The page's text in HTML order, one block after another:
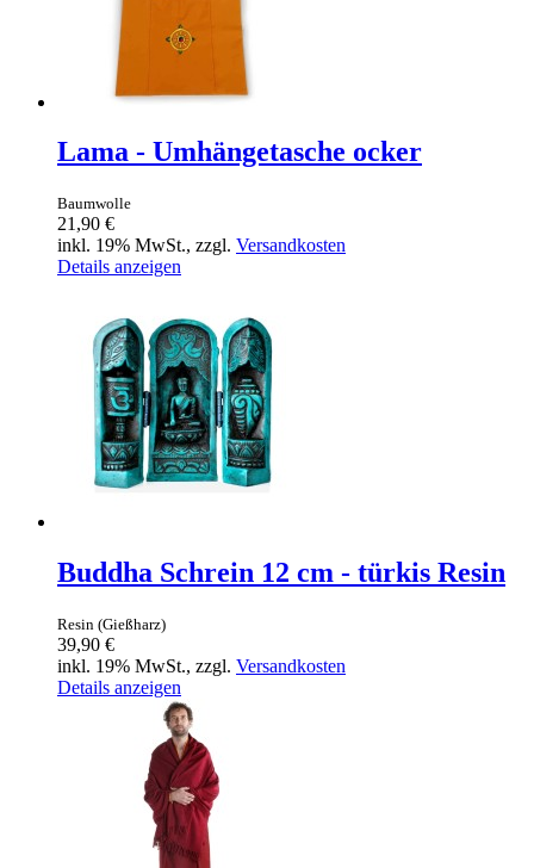
Lama - Umhängetasche ocker
Baumwolle
21,90 €
inkl. 19% MwSt., zzgl. Versandkosten
Details anzeigen
Buddha Schrein 12 cm - türkis Resin
Resin (Gießharz)
39,90 €
inkl. 19% MwSt., zzgl. Versandkosten
Details anzeigen